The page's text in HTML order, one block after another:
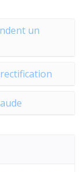
un